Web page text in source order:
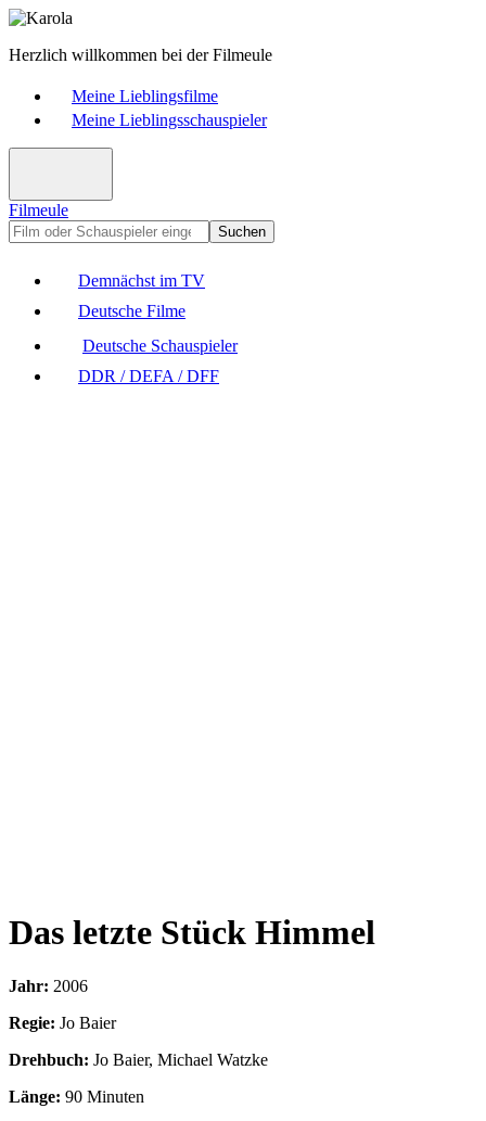
Herzlich willkommen bei der Filmeule
Meine Lieblingsfilme
Meine Lieblingsschauspieler
Filmeule
Suchen
Demnächst im TV
Deutsche Filme
Deutsche Schauspieler
DDR / DEFA / DFF
Das letzte Stück Himmel
Jahr: 2006
Regie: Jo Baier
Drehbuch: Jo Baier, Michael Watzke
Länge: 90 Minuten